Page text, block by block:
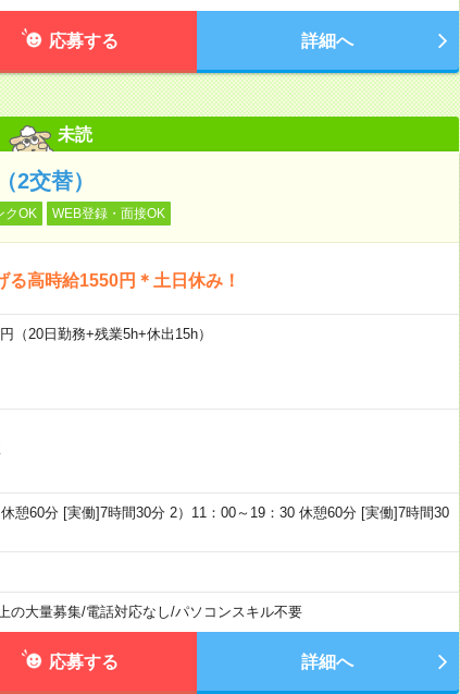
応募する 詳細へ
未読
2交替）
クOK WEB登録・面接OK
高時給1550円＊土日休み！
（20日勤務+残業5h+休出15h）
憩60分 [実働]7時間30分 2）11：00～19：30 休憩60分 [実働]7時間30
の大量募集/電話対応なし/パソコンスキル不要
応募する 詳細へ